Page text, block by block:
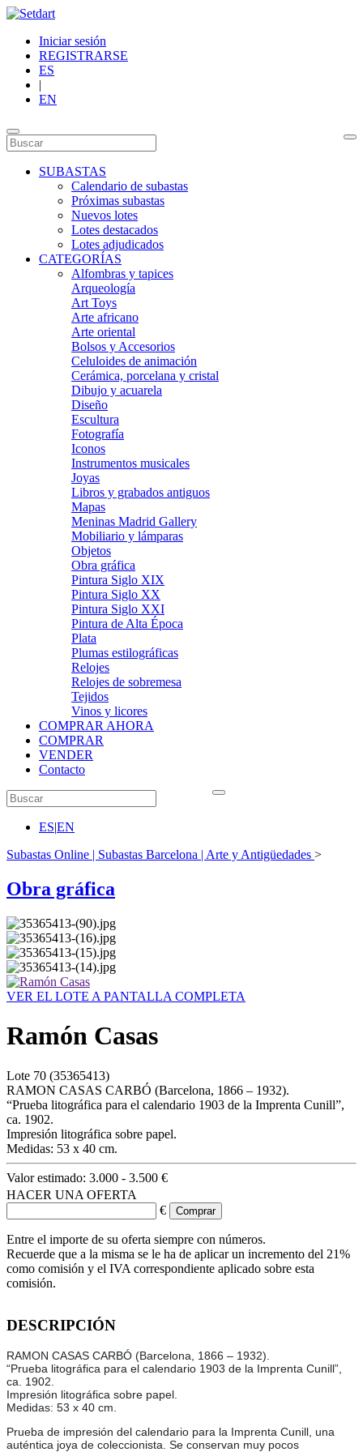
Iniciar sesión
REGISTRARSE
ES
|
EN
SUBASTAS
Calendario de subastas
Próximas subastas
Nuevos lotes
Lotes destacados
Lotes adjudicados
CATEGORÍAS
Alfombras y tapices
Arqueología
Art Toys
Arte africano
Arte oriental
Bolsos y Accesorios
Celuloides de animación
Cerámica, porcelana y cristal
Dibujo y acuarela
Diseño
Escultura
Fotografía
Iconos
Instrumentos musicales
Joyas
Libros y grabados antiguos
Mapas
Meninas Madrid Gallery
Mobiliario y lámparas
Objetos
Obra gráfica
Pintura Siglo XIX
Pintura Siglo XX
Pintura Siglo XXI
Pintura de Alta Época
Plata
Plumas estilográficas
Relojes
Relojes de sobremesa
Tejidos
Vinos y licores
COMPRAR AHORA
COMPRAR
VENDER
Contacto
ES|EN
Subastas Online | Subastas Barcelona | Arte y Antigüedades >
Obra gráfica
VER EL LOTE A PANTALLA COMPLETA
Ramón Casas
Lote 70 (35365413)
RAMON CASAS CARBÓ (Barcelona, 1866 – 1932).
“Prueba litográfica para el calendario 1903 de la Imprenta Cunill”,
ca. 1902.
Impresión litográfica sobre papel.
Medidas: 53 x 40 cm.
Valor estimado: 3.000 - 3.500 €
HACER UNA OFERTA
€
Entre el importe de su oferta siempre con números.
Recuerde que a la misma se le ha de aplicar un incremento del 21%
como comisión y el IVA correspondiente aplicado sobre esta
comisión.
DESCRIPCIÓN
RAMON CASAS CARBÓ (Barcelona, 1866 – 1932).
“Prueba litográfica para el calendario 1903 de la Imprenta Cunill”,
ca. 1902.
Impresión litográfica sobre papel.
Medidas: 53 x 40 cm.
Prueba de impresión del calendario para la Imprenta Cunill, una
auténtica joya de coleccionista. Se conservan muy pocos